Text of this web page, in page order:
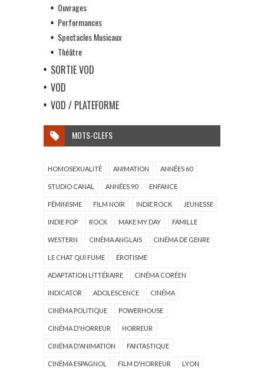
Ouvrages
Performances
Spectacles Musicaux
Théâtre
SORTIE VOD
VOD
VOD / PLATEFORME
MOTS-CLEFS
HOMOSEXUALITÉ ANIMATION ANNÉES 60
STUDIO CANAL ANNÉES 90 ENFANCE
FÉMINISME FILM NOIR INDIE ROCK JEUNESSE
INDIE POP ROCK MAKE MY DAY FAMILLE
WESTERN CINÉMA ANGLAIS CINÉMA DE GENRE
LE CHAT QUI FUME ÉROTISME
ADAPTATION LITTÉRAIRE CINÉMA CORÉEN
INDICATOR ADOLESCENCE CINÉMA
CINÉMA POLITIQUE POWERHOUSE
CINÉMA D'HORREUR HORREUR
CINÉMA D'ANIMATION FANTASTIQUE
CINÉMA ESPAGNOL FILM D'HORREUR LYON